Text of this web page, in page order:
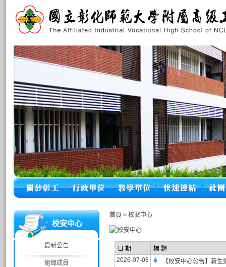
校安中心
最新公告
組織成員
首頁 > 校安中心
日 期
標 題
2026-07-08
【校安中心公告】新